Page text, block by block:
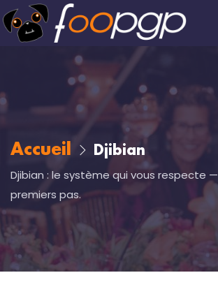
Accueil Djibian
Djibian : le système qui vous respecte
premiers pas.